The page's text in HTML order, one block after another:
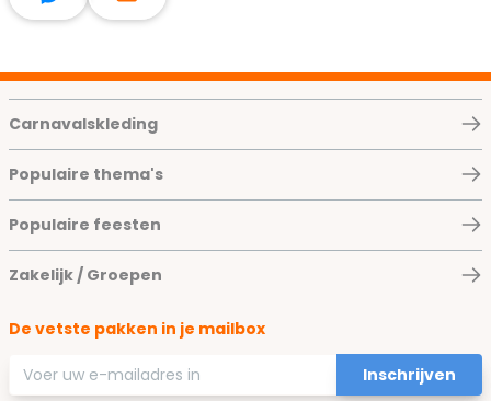
Carnavalskleding
Populaire thema's
Populaire feesten
Zakelijk / Groepen
De vetste pakken in je mailbox
E-mailadres
Inschrijven